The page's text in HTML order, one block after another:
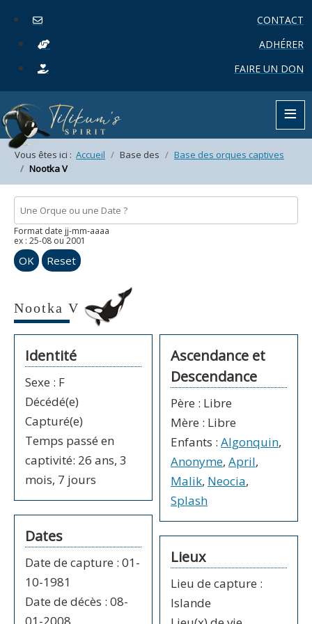
CONTACT
ADHÉRER
FAIRE UN DON
≡
Vous êtes ici : Accueil Base des
Base des orques captives
Nootka V
Format date jj-mm-aaaa
ex : 25-08 ou 2001
OK Reset
Nootka V
Identité
Sexe : F
Décédé(e)
Capturé(e)
Temps passé en
captivité: 26 ans, 3
mois, 7 jours
Dates
Date de capture : 01-
10-1981
Date de décès : 08-
01-2008
Ascendance et
Descendance
Père : Libre
Mère : Libre
Enfants : Algonquin,
Anonyme, April,
Malik, Neocia,
Splash
Lieux
Lieu de capture :
Islande